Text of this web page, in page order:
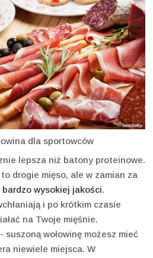
dla sportowców
lepsza niż batony proteinowe.
to drogie mięso, ale w zamian za
bardzo wysokiej jakości.
i po krótkim czasie
na Twoje mięśnie.
- suszoną wołowinę możesz mieć
niewiele miejsca. W